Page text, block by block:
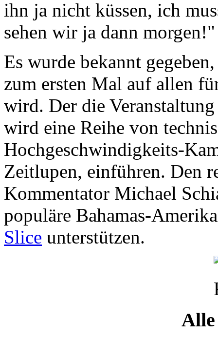
ihn ja nicht küssen, ich
sehen wir ja dann morgen!"
Es wurde bekannt
zum ersten Mal auf allen
wird. Der die
wird eine Reihe von
Hochgeschwindigkeits-
Zeitlupen, einführen. Den
Kommentator Michael
populäre Bahamas-
Slice unterstützen.